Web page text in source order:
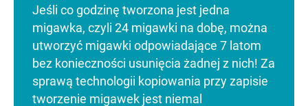
Jeśli co godzinę tworzona jest jedna
migawka, czyli 24 migawki na dobę, można
utworzyć migawki odpowiadające 7 latom
bez konieczności usunięcia żadnej z nich! Za
sprawą technologii kopiowania przy zapisie
tworzenie migawek jest niemal